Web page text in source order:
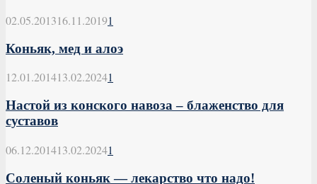
02.05.201316.11.20191
Коньяк, мед и алоэ
12.01.201413.02.20241
Настой из конского навоза – блаженство для
суставов
06.12.201413.02.20241
Соленый коньяк — лекарство что надо!